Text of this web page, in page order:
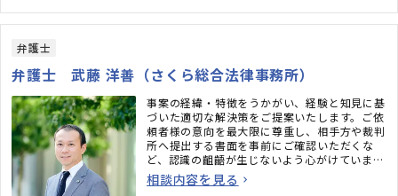
弁護士
弁護士 武藤 洋善（さくら総合法律事務所）
事案の経緯・特徴をうかがい、経験と知見に基
づいた適切な解決策をご提案いたします。ご依
頼者様の意向を最大限に尊重し、相手方や裁判
所へ提出する書面を事前にご確認いただくな
ど、認識の齟齬が生じないよう心がけていま
す。丁寧に・迅速に・柔軟にサポートいたしま
すので、お気軽にご相談ください。
相談内容を見る